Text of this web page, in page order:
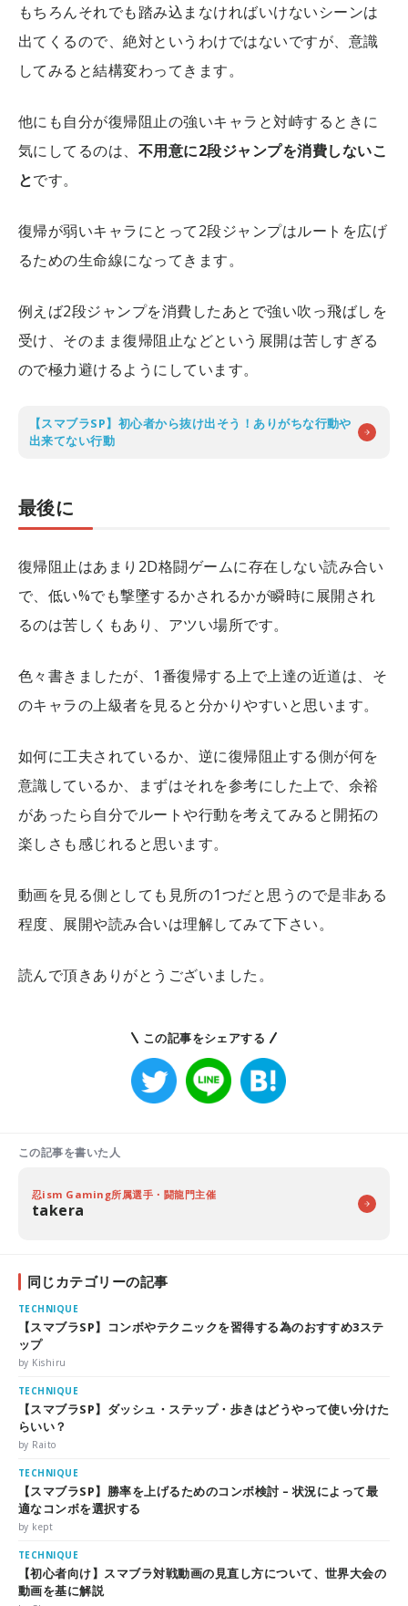
もちろんそれでも踏み込まなければいけないシーンは
出てくるので、絶対というわけではないですが、意識
してみると結構変わってきます。
他にも自分が復帰阻止の強いキャラと対峙するときに
気にしてるのは、 不用意に2段ジャンプを消費しないこ
とです。
復帰が弱いキャラにとって2段ジャンプはルートを広げ
るための生命線になってきます。
例えば2段ジャンプを消費したあとで強い吹っ飛ばしを
受け、そのまま復帰阻止などという展開は苦しすぎる
ので極力避けるようにしています。
【スマブラSP】初心者から抜け出そう！ありがちな行動や
出来てない行動
最後に
復帰阻止はあまり2D格闘ゲームに存在しない読み合い
で、低い%でも撃墜するかされるかが瞬時に展開され
るのは苦しくもあり、アツい場所です。
色々書きましたが、1番復帰する上で上達の近道は、そ
のキャラの上級者を見ると分かりやすいと思います。
如何に工夫されているか、逆に復帰阻止する側が何を
意識しているか、まずはそれを参考にした上で、余裕
があったら自分でルートや行動を考えてみると開拓の
楽しさも感じれると思います。
動画を見る側としても見所の1つだと思うので是非ある
程度、展開や読み合いは理解してみて下さい。
読んで頂きありがとうございました。
この記事をシェアする
この記事を書いた人
忍ism Gaming所属選手・闘龍門主催
takera
同じカテゴリーの記事
TECHNIQUE
【スマブラSP】コンボやテクニックを習得する為のおすすめ3ステ
ップ
by Kishiru
TECHNIQUE
【スマブラSP】ダッシュ・ステップ・歩きはどうやって使い分けた
らいい？
by Raito
TECHNIQUE
【スマブラSP】勝率を上げるためのコンボ検討 – 状況によって最
適なコンボを選択する
by kept
TECHNIQUE
【初心者向け】スマブラ対戦動画の見直し方について、世界大会の
動画を基に解説